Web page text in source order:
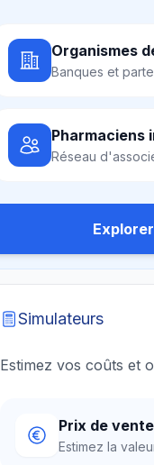
Organismes
Banques et
Pharmaciens
Réseau
Simulateurs
Estimez vos coûts et
Prix de vente
Estimez la